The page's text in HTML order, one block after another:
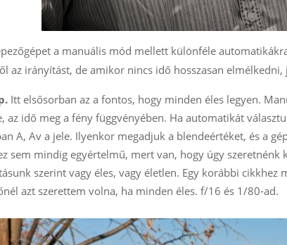
a manuális mód mellett különféle
az irányítást, de amikor nincs idő hosszasan
Itt elsősorban az a fontos, hogy minden éles legyen.
az idő meg a fény függvényében. Ha automatikát
A, Av a jele. Ilyenkor megadjuk a blendeértéket, és a
sem mindig egyértelmű, mert van, hogy úgy
szerint vagy éles, vagy életlen. Egy korábbi
azt szerettem volna, ha minden éles. f/16 és 1/80-ad.